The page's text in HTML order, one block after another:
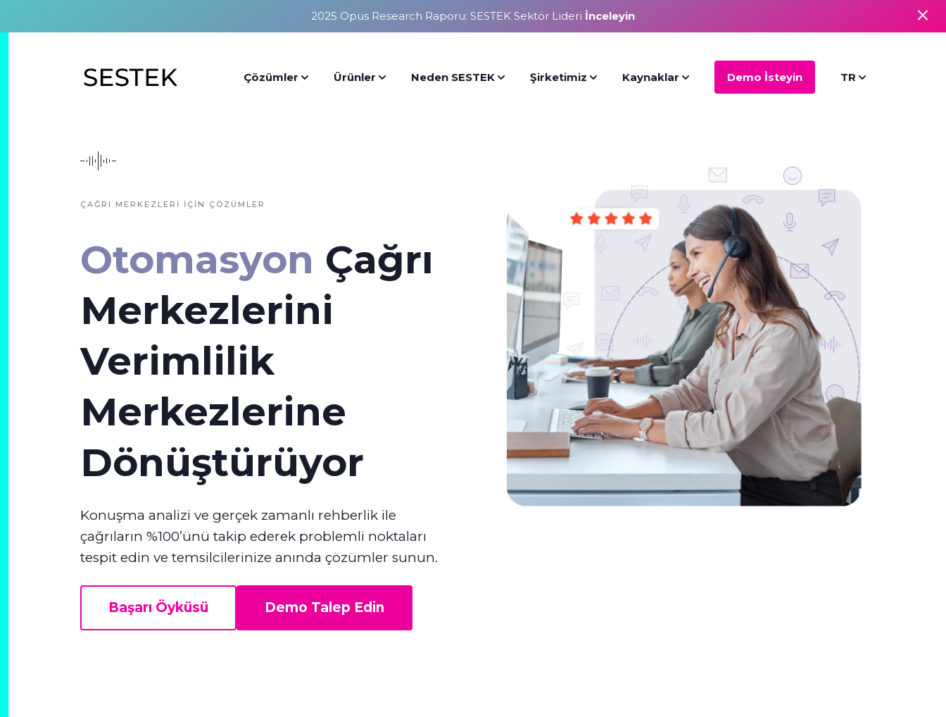
2025 Opus Research Raporu: SESTEK Sektör Lideri İnceleyin
Çözümler Ürünler Neden SESTEK Şirketimiz Kaynaklar Demo İsteyin TR
ÇAĞRI MERKEZLERİ İÇİN ÇÖZÜMLER
Otomasyon Çağrı
Merkezlerini
Verimlilik
Merkezlerine
Dönüştürüyor
Konuşma analizi ve gerçek zamanlı rehberlik ile
çağrıların %100’ünü takip ederek problemli noktaları
tespit edin ve temsilcilerinize anında çözümler sunun.
Başarı Öyküsü Demo Talep Edin